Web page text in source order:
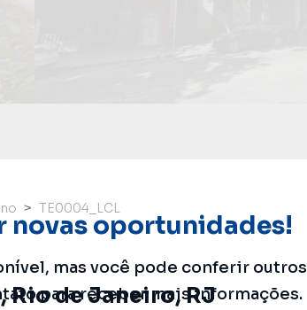
novas oportunidades!
mas você pode conferir outros
para receber mais informações.
TE0004_LCL
Rio de Janeiro, RJ